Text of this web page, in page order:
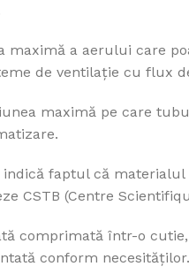
Material antifoc
maximă a aerului care
de ventilație cu flux
maximă pe care
indică faptul că
CSTB (Centre
comprimată într-o
conform necesităților.